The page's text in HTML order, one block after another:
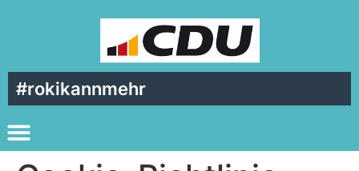
#rokikannmehr